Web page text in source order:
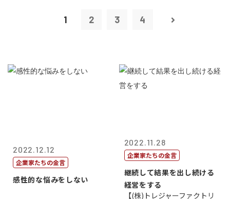
1 2 3 4
2022.12.12
企業家たちの金言
感性的な悩みをしない
2022.11.28
企業家たちの金言
継続して結果を出し続ける
経営をする
【(株)トレジャーファクトリ